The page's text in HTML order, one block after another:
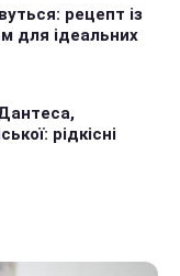
рецепт із
для ідеальних
рідкісні